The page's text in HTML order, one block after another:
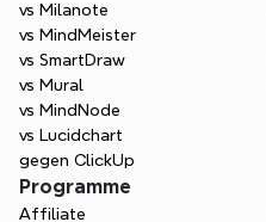
vs Milanote
vs MindMeister
vs SmartDraw
vs Mural
vs MindNode
vs Lucidchart
gegen ClickUp
Programme
Affiliate